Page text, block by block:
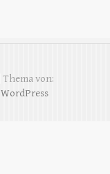
| Thema von:
WordPress